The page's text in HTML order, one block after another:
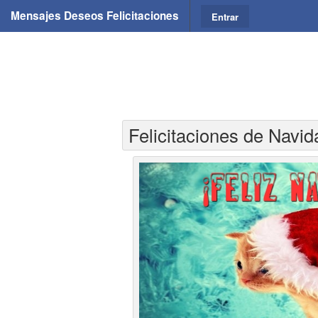
Mensajes Deseos Felicitaciones Entrar
Felicitaciones de